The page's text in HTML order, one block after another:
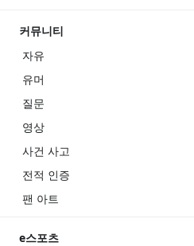
커뮤니티
자유
유머
질문
영상
사건 사고
전적 인증
팬 아트
e스포츠